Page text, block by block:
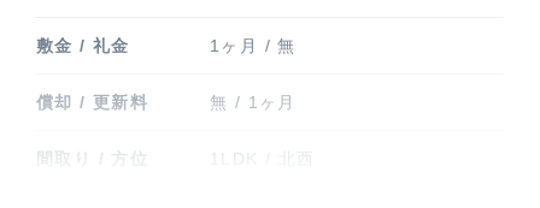
敷金 / 礼金 1ヶ月 / 無
償却 / 更新料 無 / 1ヶ月
間取り / 方位 1LDK / 北西